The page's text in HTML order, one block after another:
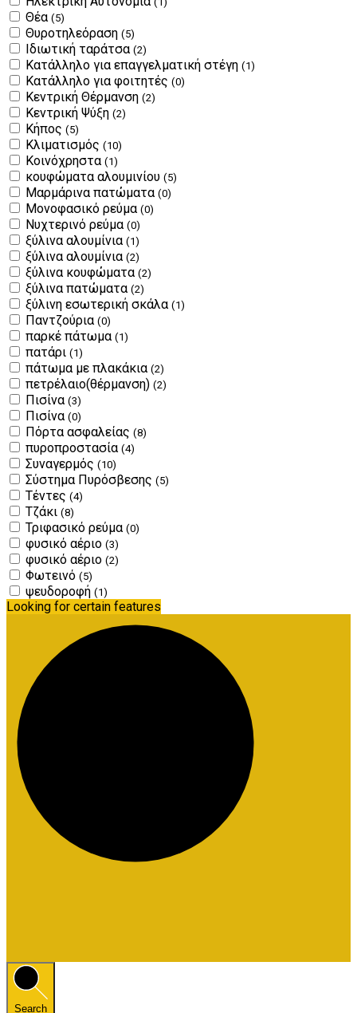
Θέα (5)
Θυροτηλεόραση (5)
Ιδιωτική ταράτσα (2)
Κατάλληλο για επαγγελματική στέγη (1)
Κατάλληλο για φοιτητές (0)
Κεντρική Θέρμανση (2)
Κεντρική Ψύξη (2)
Κήπος (5)
Κλιματισμός (10)
Κοινόχρηστα (1)
κουφώματα αλουμινίου (5)
Μαρμάρινα πατώματα (0)
Μονοφασικό ρεύμα (0)
Νυχτερινό ρεύμα (0)
ξύλινα αλουμίνια (1)
ξύλινα αλουμίνια (2)
ξύλινα κουφώματα (2)
ξύλινα πατώματα (2)
ξύλινη εσωτερική σκάλα (1)
Παντζούρια (0)
παρκέ πάτωμα (1)
πατάρι (1)
πάτωμα με πλακάκια (2)
πετρέλαιο(θέρμανση) (2)
Πισίνα (3)
Πισίνα (0)
Πόρτα ασφαλείας (8)
πυροπροστασία (4)
Συναγερμός (10)
Σύστημα Πυρόσβεσης (5)
Τέντες (4)
Τζάκι (8)
Τριφασικό ρεύμα (0)
φυσικό αέριο (3)
φυσικό αέριο (2)
Φωτεινό (5)
ψευδοροφή (1)
Looking for certain features
Search